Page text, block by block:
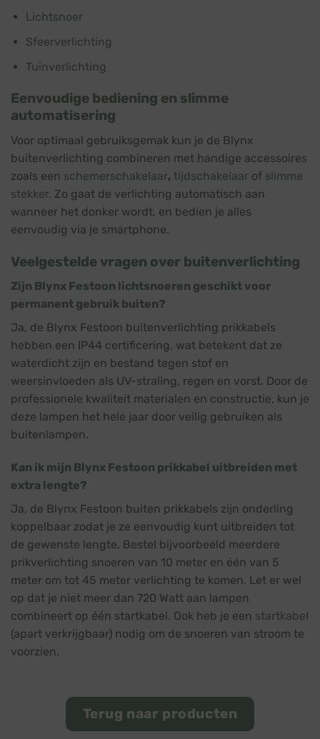
Lichtsnoer
Sfeerverlichting
Tuinverlichting
Eenvoudige bediening en slimme
automatisering
Voor optimaal gebruiksgemak kun je de Blynx
buitenverlichting combineren met handige accessoires
zoals een schemerschakelaar, tijdschakelaar of slimme
stekker. Zo gaat de verlichting automatisch aan
wanneer het donker wordt, en bedien je alles
eenvoudig via je smartphone.
Veelgestelde vragen over buitenverlichting
Zijn Blynx Festoon lichtsnoeren geschikt voor
permanent gebruik buiten?
Ja, de Blynx Festoon buitenverlichting prikkabels
hebben een IP44 certificering, wat betekent dat ze
waterdicht zijn en bestand tegen stof en
weersinvloeden als UV-straling, regen en vorst. Door de
professionele kwaliteit materialen en constructie, kun je
deze lampen het hele jaar door veilig gebruiken als
buitenlampen.
Kan ik mijn Blynx Festoon prikkabel uitbreiden met
extra lengte?
Ja, de Blynx Festoon buiten prikkabels zijn onderling
koppelbaar zodat je ze eenvoudig kunt uitbreiden tot
de gewenste lengte. Bestel bijvoorbeeld meerdere
prikverlichting snoeren van 10 meter en één van 5
meter om tot 45 meter verlichting te komen. Let er wel
op dat je niet meer dan 720 Watt aan lampen
combineert op één startkabel. Ook heb je een startkabel
(apart verkrijgbaar) nodig om de snoeren van stroom te
voorzien.
Terug naar producten